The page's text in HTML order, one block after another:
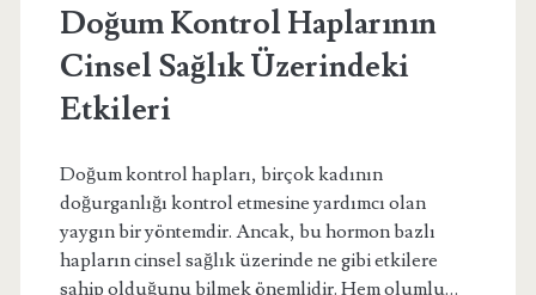
Kuralları
Doğum Kontrol Haplarının
Cinsel Sağlık Üzerindeki
Etkileri
Doğum kontrol hapları, birçok kadının
doğurganlığı kontrol etmesine yardımcı olan
yaygın bir yöntemdir. Ancak, bu hormon bazlı
hapların cinsel sağlık üzerinde ne gibi etkilere
sahip olduğunu bilmek önemlidir. Hem olumlu…